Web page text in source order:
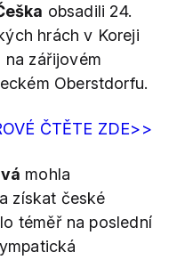
obsadili 24.
hrách v Koreji
na zářijovém
Oberstdorfu.
ČTĚTE ZDE>>
mohla
získat české
téměř na poslední